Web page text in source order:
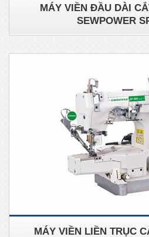
MÁY VIỀN ĐẦU DÀI
SEWPOWER
MÁY VIỀN LIỀN TRỤC